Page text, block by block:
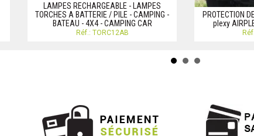
LAMPES RECHARGEABLE - LAMPES
TORCHES A BATTERIE / PILE - CAMPING -
BATEAU - 4X4 - CAMPING CAR
Réf.: TORC12AB
PROTECTION
plexy